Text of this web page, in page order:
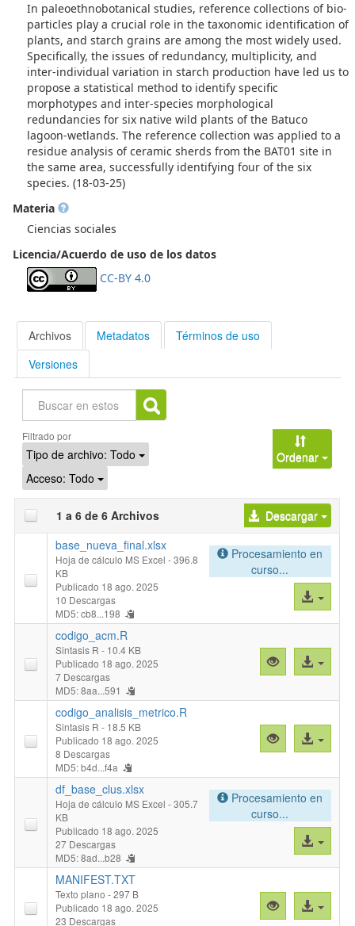
In paleoethnobotanical studies, reference collections of bio-
particles play a crucial role in the taxonomic identification of
plants, and starch grains are among the most widely used.
Specifically, the issues of redundancy, multiplicity, and
inter-individual variation in starch production have led us to
propose a statistical method to identify specific
morphotypes and inter-species morphological
redundancies for six native wild plants of the Batuco
lagoon-wetlands. The reference collection was applied to a
residue analysis of ceramic sherds from the BAT01 site in
the same area, successfully identifying four of the six
species. (18-03-25)
Materia
Ciencias sociales
Licencia/Acuerdo de uso de los datos
CC-BY 4.0
Archivos Metadatos
Términos de uso
Versiones
Buscar
Filtrado por
Tipo de archivo: Todo
Acceso: Todo
Ordenar
1 a 6 de 6 Archivos
Descargar
base_nueva_final.xlsx
Hoja de cálculo MS Excel - 396.8
KB
Publicado 18 ago. 2025
10 Descargas
MD5: cb8...198
Procesamiento en
curso...
Acceso
al
archivo
codigo_acm.R
Sintasis R - 10.4 KB
Publicado 18 ago. 2025
7 Descargas
MD5: 8aa...591
Vista
previa
Acceso
al
codigo_analisis_metrico.R
Sintasis R - 18.5 KB
Publicado 18 ago. 2025
8 Descargas
MD5: b4d...f4a
Vista
previa
Acceso
al
df_base_clus.xlsx
Hoja de cálculo MS Excel - 305.7
KB
Publicado 18 ago. 2025
27 Descargas
MD5: 8ad...b28
Procesamiento en
curso...
Acceso
al
archivo
MANIFEST.TXT
Texto plano - 297 B
Publicado 18 ago. 2025
23 Descargas
Vista
previa
Acceso
al